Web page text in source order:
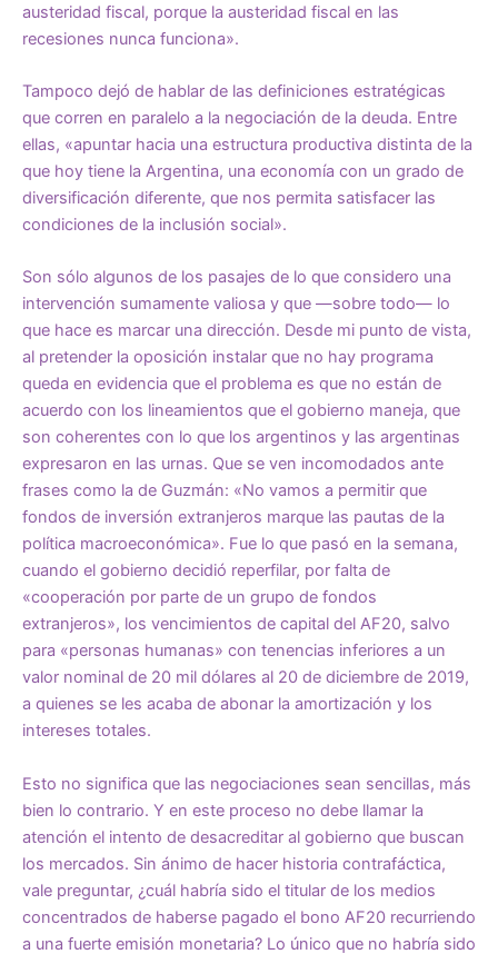
austeridad fiscal, porque la austeridad fiscal en las
recesiones nunca funciona».
Tampoco dejó de hablar de las definiciones estratégicas
que corren en paralelo a la negociación de la deuda. Entre
ellas, «apuntar hacia una estructura productiva distinta de la
que hoy tiene la Argentina, una economía con un grado de
diversificación diferente, que nos permita satisfacer las
condiciones de la inclusión social».
Son sólo algunos de los pasajes de lo que considero una
intervención sumamente valiosa y que —sobre todo— lo
que hace es marcar una dirección. Desde mi punto de vista,
al pretender la oposición instalar que no hay programa
queda en evidencia que el problema es que no están de
acuerdo con los lineamientos que el gobierno maneja, que
son coherentes con lo que los argentinos y las argentinas
expresaron en las urnas. Que se ven incomodados ante
frases como la de Guzmán: «No vamos a permitir que
fondos de inversión extranjeros marque las pautas de la
política macroeconómica». Fue lo que pasó en la semana,
cuando el gobierno decidió reperfilar, por falta de
«cooperación por parte de un grupo de fondos
extranjeros», los vencimientos de capital del AF20, salvo
para «personas humanas» con tenencias inferiores a un
valor nominal de 20 mil dólares al 20 de diciembre de 2019,
a quienes se les acaba de abonar la amortización y los
intereses totales.
Esto no significa que las negociaciones sean sencillas, más
bien lo contrario. Y en este proceso no debe llamar la
atención el intento de desacreditar al gobierno que buscan
los mercados. Sin ánimo de hacer historia contrafáctica,
vale preguntar, ¿cuál habría sido el titular de los medios
concentrados de haberse pagado el bono AF20 recurriendo
a una fuerte emisión monetaria? Lo único que no habría sido